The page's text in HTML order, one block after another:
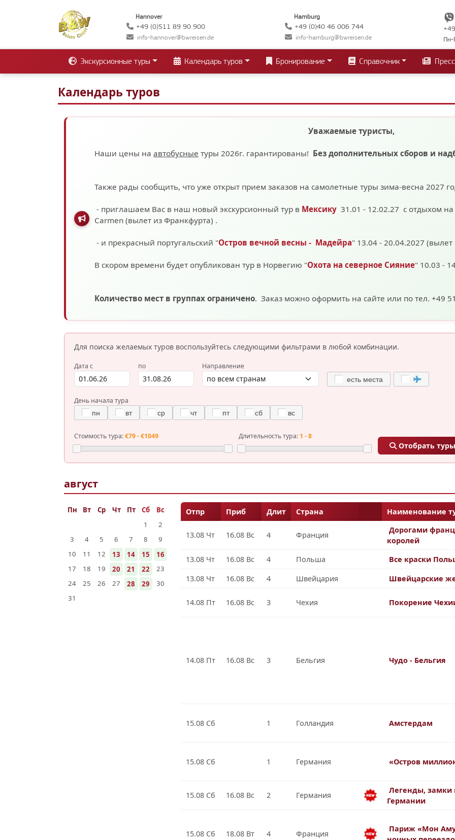
Hannover
+49 (0)511 89 90 900
info-hannover@bwreisen.de
Hamburg
+49 (0)40 46 006 744
info-hamburg@bwreisen.de
Экскурсионные туры Календарь туров Бронирование Справочник
Календарь туров
Уважаемые туристы,
Наши цены на автобусные туры 2026г. гарантированы! Без дополнительных сборов и
Также рады сообщить, что уже открыт прием заказов на самолетные туры зима-весна 2027
- приглашаем Вас в наш новый экскурсионный тур в Мексику 31.01 - 12.02.27 с отдыхом
Carmen (вылет из Франкфурта) .
- и прекрасный португальский "Остров вечной весны - Мадейра" 13.04 - 20.04.2027
В скором времени будет опубликован тур в Норвегию "Охота на северное Сияние" 10.03 -
Количество мест в группах ограничено. Заказ можно оформить на сайте или по тел. +49
Для поиска желаемых туров воспользуйтесь следующими фильтрами в любой комбинации.
Дата с по Направление
есть места
День начала тура
пн вт ср чт пт сб вс
Стоимость тура:€79 - €1049 Длительность тура: 1 - 8
Отобрать туры
август
Пн Вт Ср Чт Пт Сб
Вс
1
2
3
4 5 6 7 8
9
10
11 12 13 14 15
16
17
18 19 20 21 22
23
24
25 26 27 28 29
30
31
Отпр Приб Длит Страна Наименование
13.08 Чт 16.08 Вс 4 Франция
Дорогами
королей
13.08 Чт
16.08 Вс 4 Польша
Все краски
13.08 Чт
16.08 Вс 4 Швейцария Швейцарские
14.08 Пт 16.08 Вс 3 Чехия Покорение
14.08 Пт 16.08 Вс 3 Бельгия Чудо - Бельгия
15.08 Сб 1 Голландия Амстердам
15.08 Сб 1 Германия «Остров
15.08 Сб 16.08 Вс 2 Германия
Легенды, замки
Германии
15.08 Сб 18.08 Вт 4 Франция
Париж «Мон